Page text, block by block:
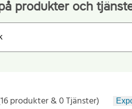
produkter och
produkter & 0 Tjänster)